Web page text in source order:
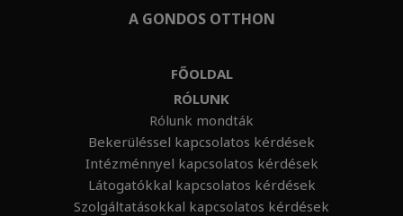
A GONDOS OTTHON
FŐOLDAL
RÓLUNK
Rólunk mondták
Bekerüléssel kapcsolatos kérdések
Intézménnyel kapcsolatos kérdések
Látogatókkal kapcsolatos kérdések
Szolgáltatásokkal kapcsolatos kérdések